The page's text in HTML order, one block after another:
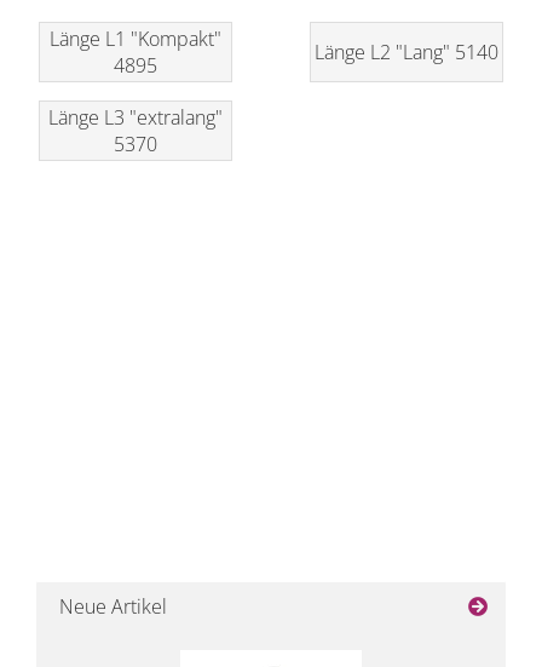
Länge L1 "Kompakt"
4895
Länge L2 "Lang" 5140
Länge L3 "extralang"
5370
Neue Artikel